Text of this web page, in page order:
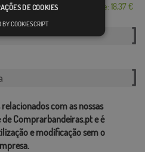
Desde: 18,37 €
com as nossas
Comprarbandeiras.pt e é
e modificação sem o
DE COOKIES
BY COOKIESCRIPT